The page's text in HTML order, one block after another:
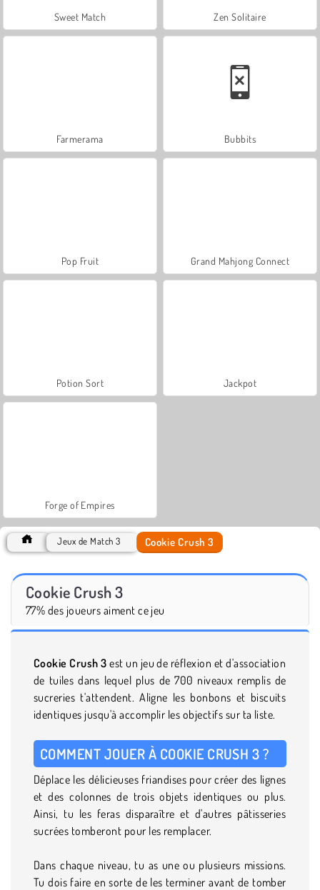
Sweet Match Zen Solitaire
Farmerama Bubbits
Pop Fruit Grand Mahjong Connect
Potion Sort Jackpot
Forge of Empires
Jeux de Match 3 Cookie Crush 3
Cookie Crush 3
77% des joueurs aiment ce jeu
Cookie Crush 3est un jeu de réflexion et d'association
de tuiles dans lequel plus de 700 niveaux remplis de
sucreries t'attendent. Aligne les bonbons et biscuits
identiques jusqu'à accomplir les objectifs sur ta liste.
COMMENT JOUER À COOKIE CRUSH 3 ?
Déplace les délicieuses friandises pour créer des lignes
et des colonnes de trois objets identiques ou plus.
Ainsi, tu les feras disparaître et d'autres pâtisseries
sucrées tomberont pour les remplacer.
Dans chaque niveau, tu as une ou plusieurs missions.
Tu dois faire en sorte de les terminer avant de tomber